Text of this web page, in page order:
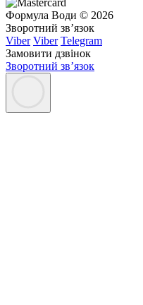
Формула Води © 2026
Зворотний зв’язок
Viber Viber Telegram
Замовити дзвінок
Зворотний зв’язок